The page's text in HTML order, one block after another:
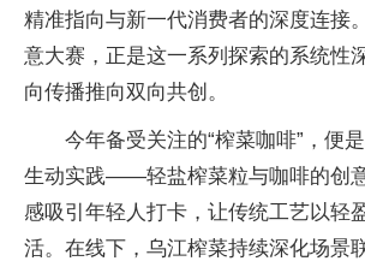
精准指向与新一代消费者的深度连接
意大赛，正是这一系列探索的系统性
向传播推向双向共创。
今年备受关注的“榨菜咖啡”，便
生动实践——轻盐榨菜粒与咖啡的创
感吸引年轻人打卡，让传统工艺以轻
活。在线下，乌江榨菜持续深化场景